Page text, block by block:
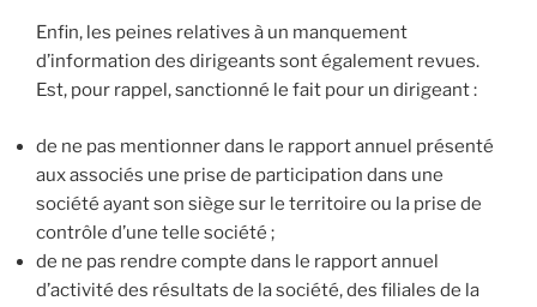
Enfin, les peines relatives à un manquement
d’information des dirigeants sont également revues.
Est, pour rappel, sanctionné le fait pour un dirigeant :
de ne pas mentionner dans le rapport annuel présenté
aux associés une prise de participation dans une
société ayant son siège sur le territoire ou la prise de
contrôle d’une telle société ;
de ne pas rendre compte dans le rapport annuel
d’activité des résultats de la société, des filiales de la